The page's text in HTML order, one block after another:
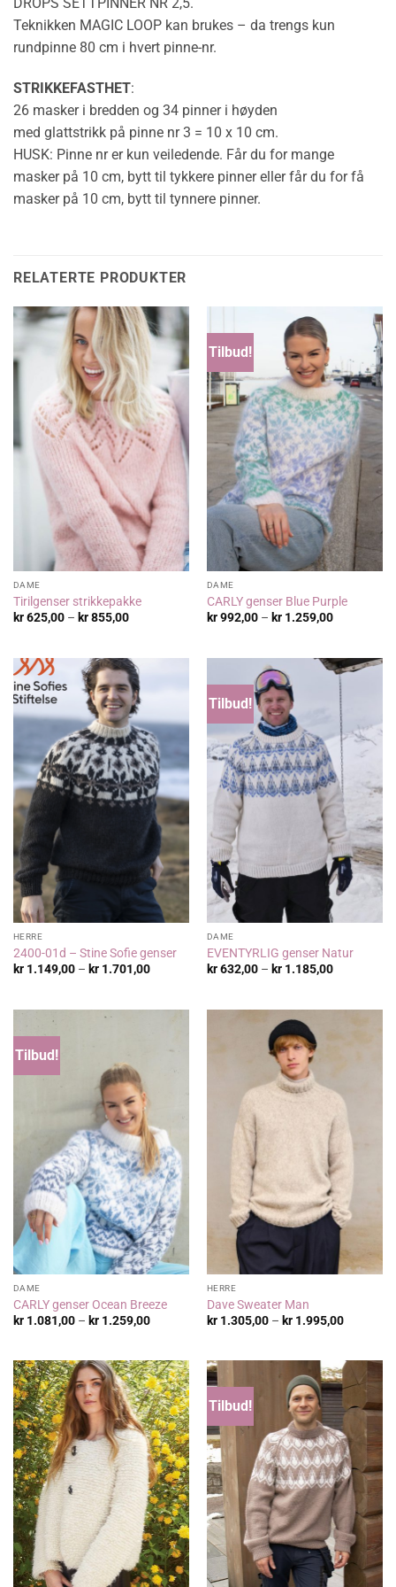
Teknikken MAGIC LOOP kan brukes – da trengs kun
rundpinne 80 cm i hvert pinne-nr.
STRIKKEFASTHET:
26 masker i bredden og 34 pinner i høyden
med glattstrikk på pinne nr 3 = 10 x 10 cm.
HUSK: Pinne nr er kun veiledende. Får du for mange
masker på 10 cm, bytt til tykkere pinner eller får du for få
masker på 10 cm, bytt til tynnere pinner.
RELATERTE PRODUKTER
DAME
Tirilgenser strikkepakke
kr625,00 – kr855,00Prisområde:
Tilbud!
DAME
CARLY genser Blue Purple
kr992,00 – kr1.259,00
HERRE
2400-01d – Stine Sofie genser
kr1.149,00 – kr1.701,00Prisområde:
Tilbud!
DAME
EVENTYRLIG genser Natur
kr632,00 – kr1.185,00
Tilbud!
DAME
CARLY genser Ocean Breeze
kr1.081,00 – kr1.259,00Prisområde:
HERRE
Dave Sweater Man
kr1.305,00 – kr1.995,00
Tilbud!